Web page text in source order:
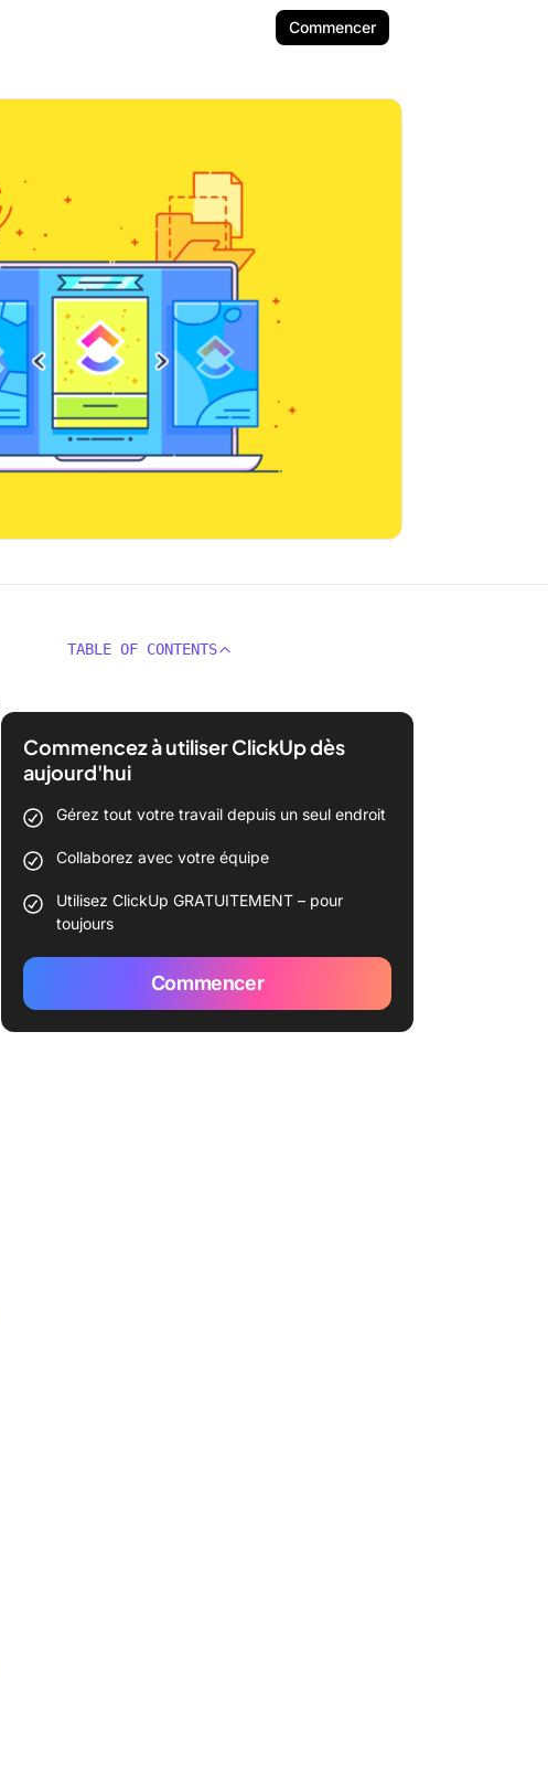
Commencer
TABLE OF CONTENTS
Commencez à utiliser ClickUp dès
aujourd'hui
Gérez tout votre travail depuis un seul endroit
Collaborez avec votre équipe
Utilisez ClickUp GRATUITEMENT – pour
toujours
Commencer